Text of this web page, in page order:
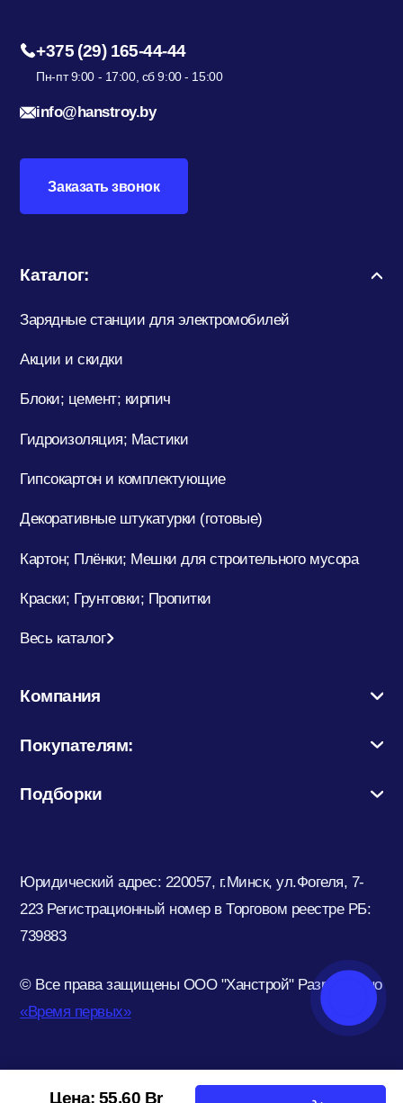
Цена:55,60 Br
+375 (29) 165-44-44
Пн-пт 9:00 - 17:00, сб 9:00 - 15:00
info@hanstroy.by
Заказать звонок
Каталог:
Зарядные станции для электромобилей
Акции и скидки
Блоки; цемент; кирпич
Гидроизоляция; Мастики
Гипсокартон и комплектующие
Декоративные штукатурки (готовые)
Картон; Плёнки; Мешки для строительного мусора
Краски; Грунтовки; Пропитки
Весь каталог
Компания
Покупателям:
Подборки
Юридический адрес: 220057, г.Минск, ул.Фогеля, 7-
223 Регистрационный номер в Торговом реестре РБ:
739883
© Все права защищены ООО "Ханстрой" Разработано
«Время первых»